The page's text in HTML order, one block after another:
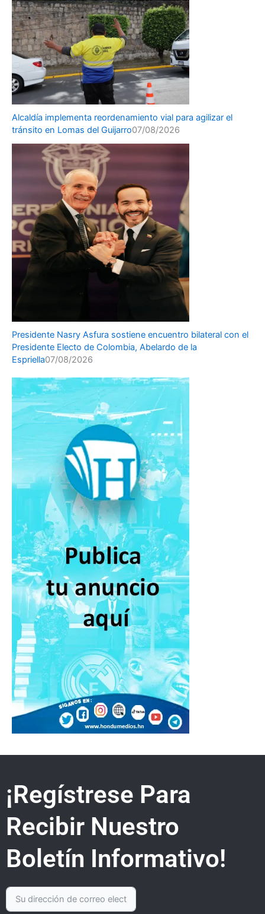
Alcaldía implementa reordenamiento vial para agilizar el
tránsito en Lomas del Guijarro07/08/2026
Presidente Nasry Asfura sostiene encuentro bilateral con el
Presidente Electo de Colombia, Abelardo de la
Espriella07/08/2026
¡Regístrese Para
Recibir Nuestro
Boletín Informativo!